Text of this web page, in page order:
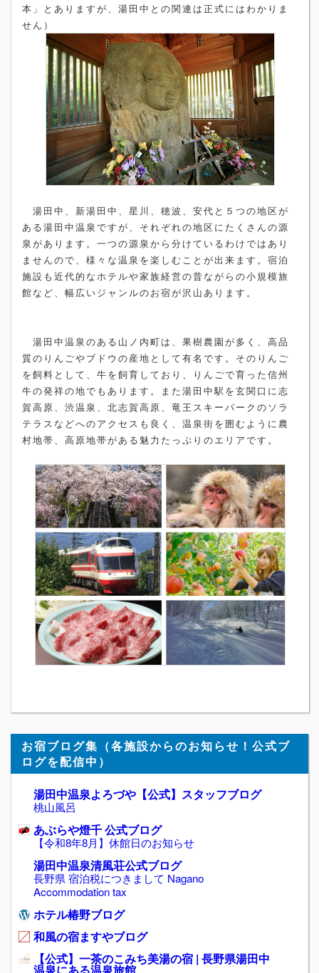
本」とありますが、湯田中との関連は正式にはわかりま
せん）
湯田中、新湯田中、星川、穂波、安代と５つの地区が
ある湯田中温泉ですが、それぞれの地区にたくさんの源
泉があります。一つの源泉から分けているわけではあり
ませんので、様々な温泉を楽しむことが出来ます。宿泊
施設も近代的なホテルや家族経営の昔ながらの小規模旅
館など、幅広いジャンルのお宿が沢山あります。
湯田中温泉のある山ノ内町は、果樹農園が多く、高品
質のりんごやブドウの産地として有名です。そのりんご
を飼料として、牛を飼育しており、りんごで育った信州
牛の発祥の地でもあります。また湯田中駅を玄関口に志
賀高原、渋温泉、北志賀高原、竜王スキーパークのソラ
テラスなどへのアクセスも良く、温泉街を囲むように農
村地帯、高原地帯がある魅力たっぷりのエリアです。
お宿ブログ集（各施設からのお知らせ！公式ブ
ログを配信中）
湯田中温泉よろづや【公式】スタッフブログ
桃山風呂
あぶらや燈千 公式ブログ
【令和8年8月】休館日のお知らせ
湯田中温泉清風荘公式ブログ
長野県 宿泊税につきまして Nagano
Accommodation tax
ホテル椿野ブログ
和風の宿ますやブログ
【公式】一茶のこみち美湯の宿 | 長野県湯田中
温泉にある温泉旅館